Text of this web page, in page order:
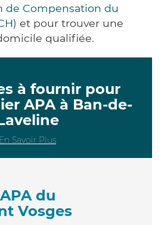
de Compensation du
et pour trouver une
qualifiée.
à fournir pour
APA à Ban-de-
En Savoir Plus
du
Vosges